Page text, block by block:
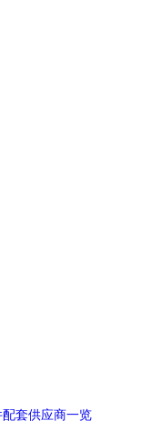
套供应商一览